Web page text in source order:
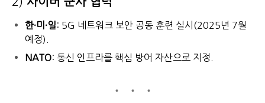
한·미·일: 5G 네트워크 보안 공동 훈련 실시(2025년 7월
예정).
NATO: 통신 인프라를 핵심 방어 자산으로 지정.